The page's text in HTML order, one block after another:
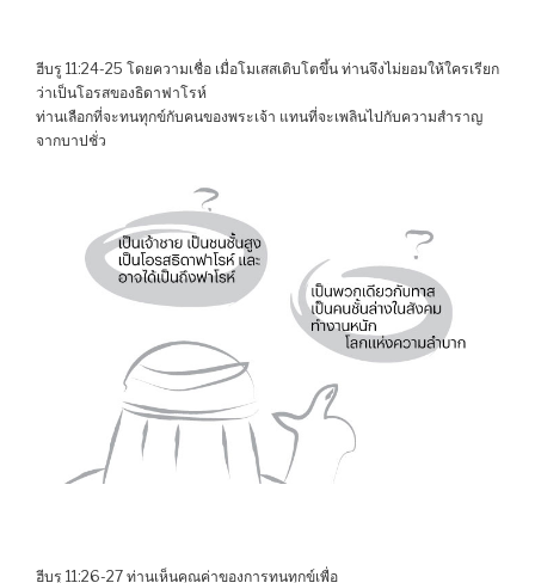
ฮีบรู 11:24-25 โดยความเชื่อ เมื่อโมเสสเติบโตขึ้น ท่านจึงไม่ยอมให้ใครเรียก
ว่าเป็นโอรสของธิดาฟาโรห์
ท่านเลือกที่จะทนทุกข์กับคนของพระเจ้า แทนที่จะเพลินไปกับความสำราญ
จากบาปชั่ว
ฮีบรู 11:26-27 ท่านเห็นคุณค่าของการทนทุกข์เพื่อ